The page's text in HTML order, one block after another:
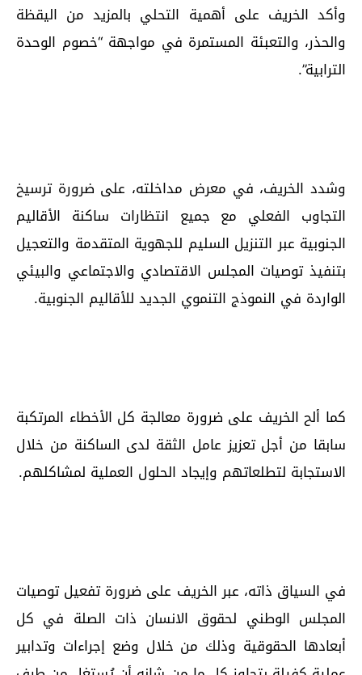
وأكد الخريف على أهمية التحلي بالمزيد من اليقظة
والحذر، والتعبئة المستمرة في مواجهة “خصوم الوحدة
الترابية”.
وشدد الخريف، في معرض مداخلته، على ضرورة ترسيخ
التجاوب الفعلي مع جميع انتظارات ساكنة الأقاليم
الجنوبية عبر التنزيل السليم للجهوية المتقدمة والتعجيل
بتنفيذ توصيات المجلس الاقتصادي والاجتماعي والبيئي
الواردة في النموذج التنموي الجديد للأقاليم الجنوبية.
كما ألح الخريف على ضرورة معالجة كل الأخطاء المرتكبة
سابقا من أجل تعزيز عامل الثقة لدى الساكنة من خلال
الاستجابة لتطلعاتهم وإيجاد الحلول العملية لمشاكلهم.
في السياق ذاته، عبر الخريف على ضرورة تفعيل توصيات
المجلس الوطني لحقوق الانسان ذات الصلة في كل
أبعادها الحقوقية وذلك من خلال وضع إجراءات وتدابير